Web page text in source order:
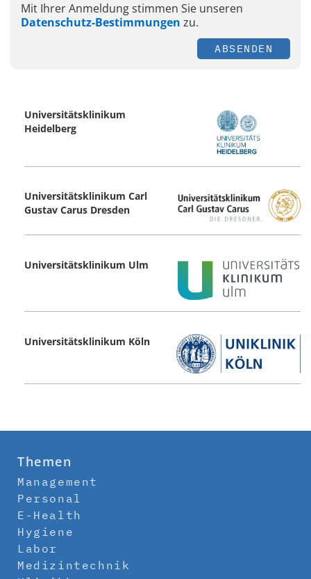
Mit Ihrer Anmeldung stimmen Sie unseren
Datenschutz-Bestimmungen zu.
ABSENDEN
Universitätsklinikum
Heidelberg
Universitätsklinikum Carl
Gustav Carus ­Dresden
Universitätsklinikum Ulm
Universitätsklinikum Köln
Themen
Management
Personal
E-Health
Hygiene
Labor
Medizintechnik